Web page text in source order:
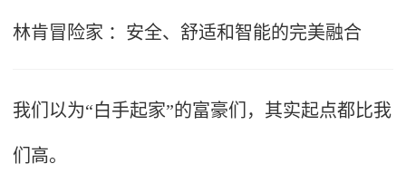
林肯冒险家 ：安全、舒适和智能的完美融合
我们以为“白手起家”的富豪们，其实起点都比我
们高。